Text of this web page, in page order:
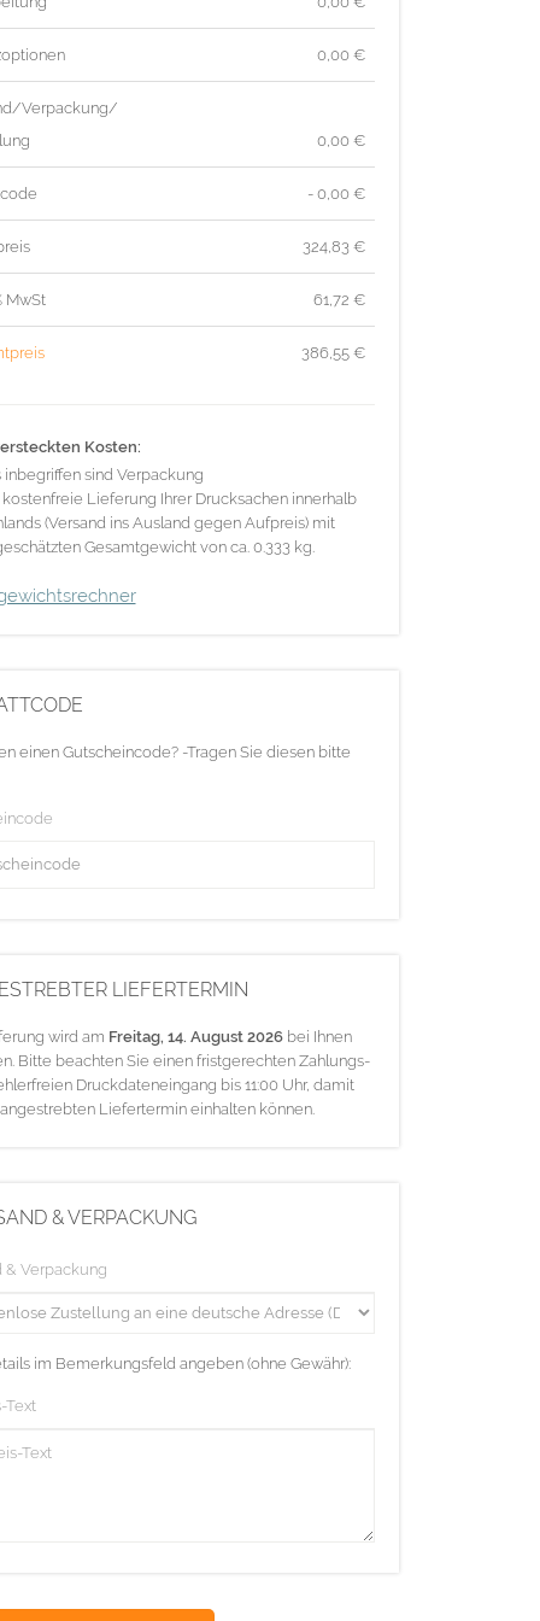
0,00 €
Verpackung/
0,00 €
- 0,00 €
324,83 €
MwSt 61,72 €
386,55 €
Kosten:
inbegriffen sind Verpackung
Lieferung Ihrer Drucksachen innerhalb
(Versand ins Ausland gegen Aufpreis) mit
Gesamtgewicht von ca. 0.333 kg.
einen Gutscheincode? -Tragen Sie diesen bitte
LIEFERTERMIN
wird am Freitag, 14. August 2026bei Ihnen
Bitte beachten Sie einen fristgerechten Zahlungs-
Druckdateneingang bis 11:00 Uhr, damit
Liefertermin einhalten können.
& VERPACKUNG
& Verpackung
im Bemerkungsfeld angeben (ohne Gewähr):
Text